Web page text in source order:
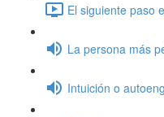
El siguiente paso
La persona más
Intuición o